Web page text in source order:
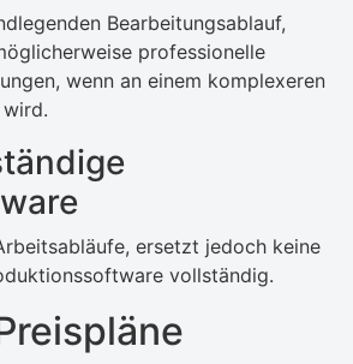
Bearbeitungsablauf,
professionelle
wenn an einem komplexeren
ersetzt jedoch keine
vollständig.